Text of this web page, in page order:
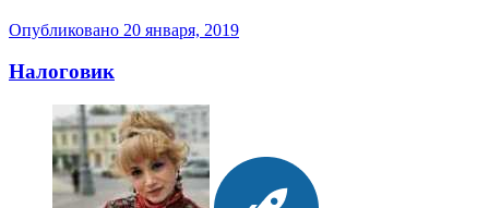
Опубликовано 20 января, 2019
Налоговик